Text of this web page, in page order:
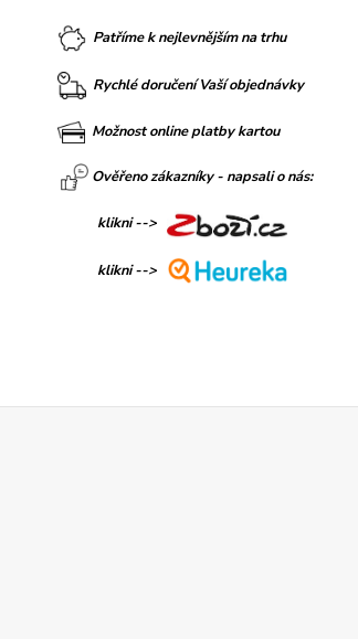
Patříme k nejlevnějším na trhu
Rychlé doručení Vaší objednávky
Možnost online platby kartou
Ověřeno zákazníky - napsali o nás:
klikni -->
klikni -->